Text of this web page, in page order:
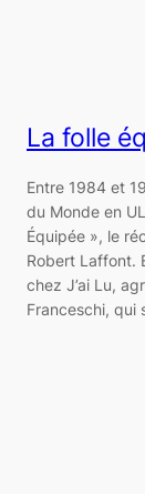
La folle
Entre 1984 et
du Monde en
Équipée », le
Robert Laffont.
chez J’ai Lu,
Franceschi, qui